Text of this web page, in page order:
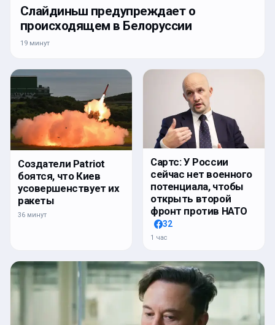
Слайдиньш предупреждает о
происходящем в Белоруссии
19 минут
Создатели Patriot
боятся, что Киев
усовершенствует их
ракеты
36 минут
Сартс: У России
сейчас нет военного
потенциала, чтобы
открыть второй
фронт против НАТО
32
1 час